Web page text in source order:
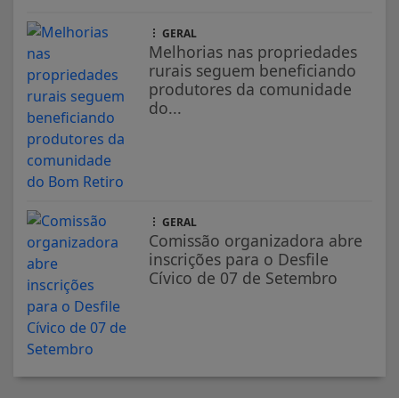
GERAL
Melhorias nas propriedades
rurais seguem beneficiando
produtores da comunidade
do...
GERAL
Comissão organizadora abre
inscrições para o Desfile
Cívico de 07 de Setembro